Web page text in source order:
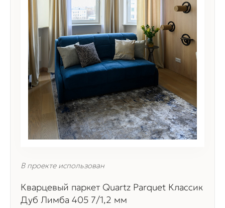
В проекте использован
Кварцевый паркет Quartz Parquet Классик
Дуб Лимба 405 7/1,2 мм